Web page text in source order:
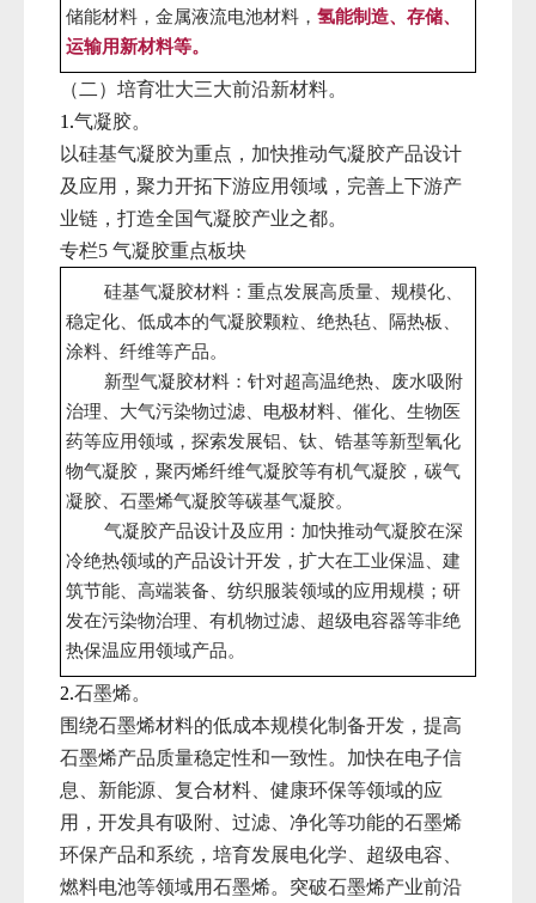
储能材料，金属液流电池材料， 氢能制造、存储、
运输用新材料等。
（二）培育壮大三大前沿新材料。
1.气凝胶。
以硅基气凝胶为重点，加快推动气凝胶产品设计
及应用，聚力开拓下游应用领域，完善上下游产
业链，打造全国气凝胶产业之都。
专栏5 气凝胶重点板块
硅基气凝胶材料：重点发展高质量、规模化、
稳定化、低成本的气凝胶颗粒、绝热毡、隔热板、
涂料、纤维等产品。
新型气凝胶材料：针对超高温绝热、废水吸附
治理、大气污染物过滤、电极材料、催化、生物医
药等应用领域，探索发展铝、钛、锆基等新型氧化
物气凝胶，聚丙烯纤维气凝胶等有机气凝胶，碳气
凝胶、石墨烯气凝胶等碳基气凝胶。
气凝胶产品设计及应用：加快推动气凝胶在深
冷绝热领域的产品设计开发，扩大在工业保温、建
筑节能、高端装备、纺织服装领域的应用规模；研
发在污染物治理、有机物过滤、超级电容器等非绝
热保温应用领域产品。
2.石墨烯。
围绕石墨烯材料的低成本规模化制备开发，提高
石墨烯产品质量稳定性和一致性。加快在电子信
息、新能源、复合材料、健康环保等领域的应
用，开发具有吸附、过滤、净化等功能的石墨烯
环保产品和系统，培育发展电化学、超级电容、
燃料电池等领域用石墨烯。突破石墨烯产业前沿